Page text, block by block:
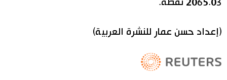
طوكيو
‭‭‭2065.03‬‬‬ نقطة.
(إعداد حسن عمار للنشرة العربية)